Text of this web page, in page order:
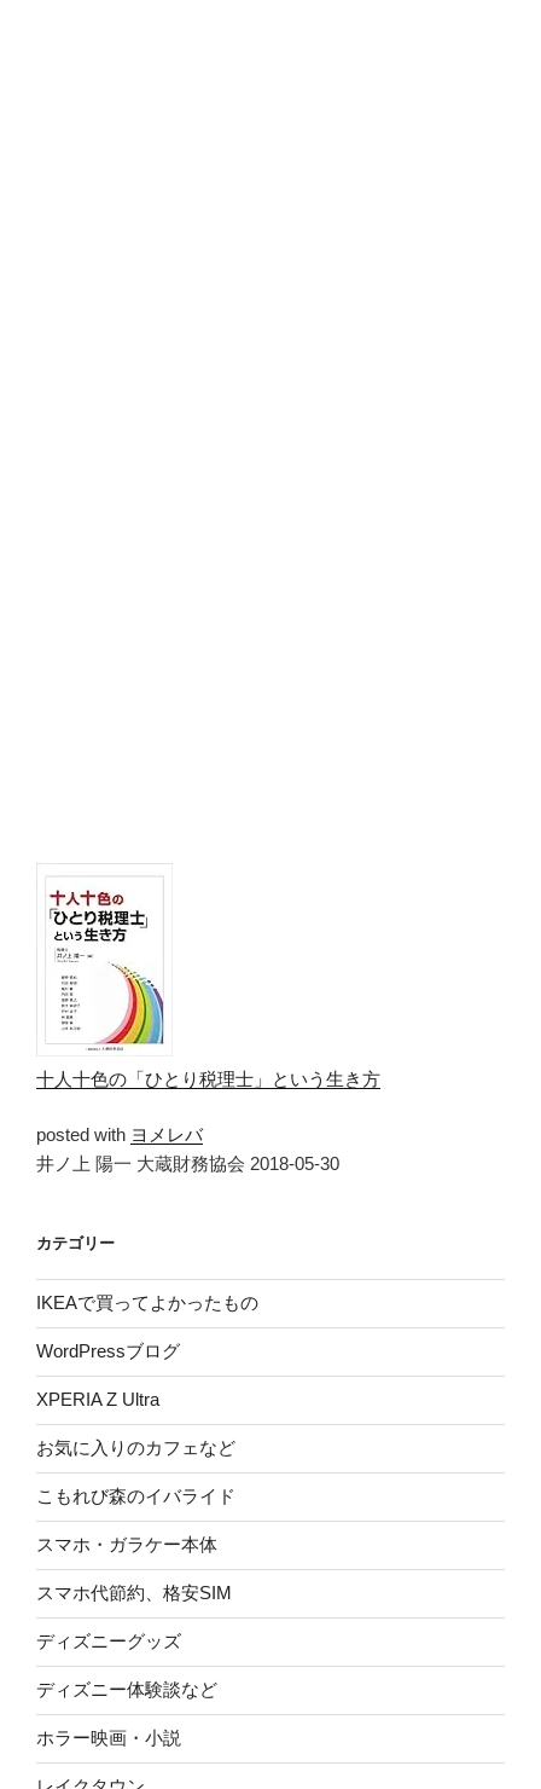
十人十色の「ひとり税理士」という生き方
posted with ヨメレバ
井ノ上 陽一 大蔵財務協会 2018-05-30
カテゴリー
IKEAで買ってよかったもの
WordPressブログ
XPERIA Z Ultra
お気に入りのカフェなど
こもれび森のイバライド
スマホ・ガラケー本体
スマホ代節約、格安SIM
ディズニーグッズ
ディズニー体験談など
ホラー映画・小説